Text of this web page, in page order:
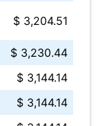
$ 3,204.51
$ 3,230.44
$ 3,144.14
$ 3,144.14